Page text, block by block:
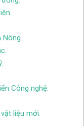
Nông.
Công nghệ.
liệu mới.